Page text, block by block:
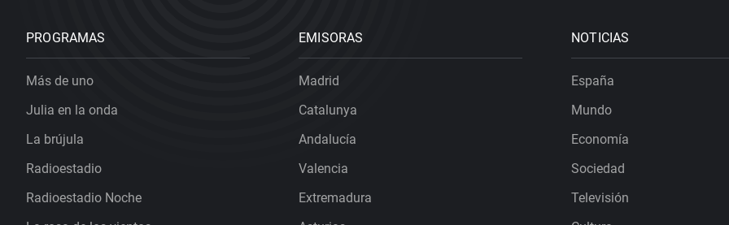
PROGRAMAS
Más de uno
Julia en la onda
La brújula
Radioestadio
Radioestadio Noche
EMISORAS
Madrid
Catalunya
Andalucía
Valencia
Extremadura
NOTICIAS
España
Mundo
Economía
Sociedad
Televisión